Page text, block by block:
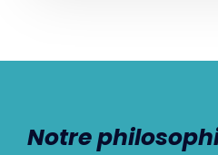
Notre